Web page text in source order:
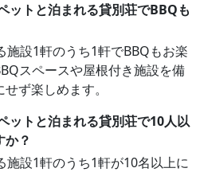
ットと泊まれる貸別荘でBBQも
施設1軒のうち1軒でBBQもお楽
スペースや屋根付き施設を備
ず楽しめます。
ットと泊まれる貸別荘で10人以
か？
施設1軒のうち1軒が10名以上に